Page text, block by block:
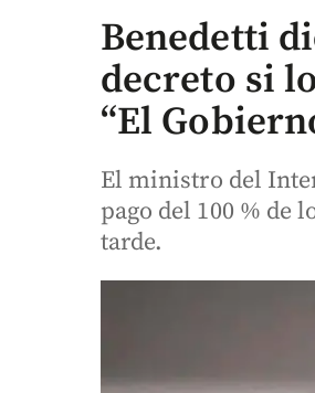
Benedetti
decreto si
“El
El ministro del
pago del 100 % de
tarde.